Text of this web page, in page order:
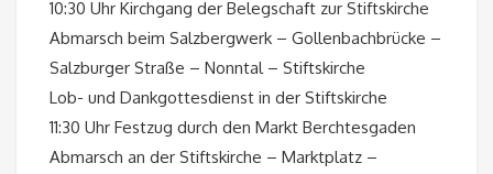
10:30 Uhr Kirchgang der Belegschaft zur Stiftskirche
Abmarsch beim Salzbergwerk – Gollenbachbrücke –
Salzburger Straße – Nonntal – Stiftskirche
Lob- und Dankgottesdienst in der Stiftskirche
11:30 Uhr Festzug durch den Markt Berchtesgaden
Abmarsch an der Stiftskirche – Marktplatz –